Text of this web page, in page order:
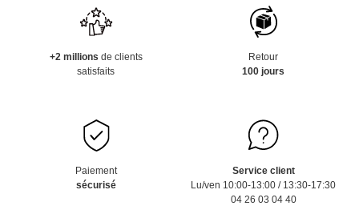
+2 millions de clients
satisfaits
Retour
100 jours
Paiement
sécurisé
Service client
Lu/ven 10:00-13:00 / 13:30-17:30
04 26 03 04 40